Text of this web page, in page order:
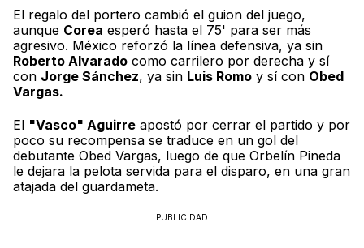
El regalo del portero cambió el guion del juego,
aunque Corea esperó hasta el 75' para ser más
agresivo. México reforzó la línea defensiva, ya sin
Roberto Alvarado como carrilero por derecha y sí
con Jorge Sánchez, ya sin Luis Romo y sí con Obed
Vargas.
El "Vasco" Aguirre apostó por cerrar el partido y por
poco su recompensa se traduce en un gol del
debutante Obed Vargas, luego de que Orbelín Pineda
le dejara la pelota servida para el disparo, en una gran
atajada del guardameta.
PUBLICIDAD